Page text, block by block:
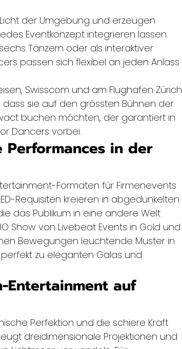
der Umgebung und erzeugen
Eventkonzept integrieren lassen.
Tänzern oder als interaktiver
passen sich flexibel an jeden Anlass
Swisscom und am Flughafen Zürich
sie auf den grössten Bühnen der
buchen möchten, der garantiert in
Dancers vorbei.
Performances in der
Formaten für Firmenevents
Requisiten kreieren in abgedunkelten
das Publikum in eine andere Welt
Show von Livebeat Events in Gold und
Bewegungen leuchtende Muster in
zu eleganten Galas und
Entertainment auf
Perfektion und die schiere Kraft
dreidimensionale Projektionen und